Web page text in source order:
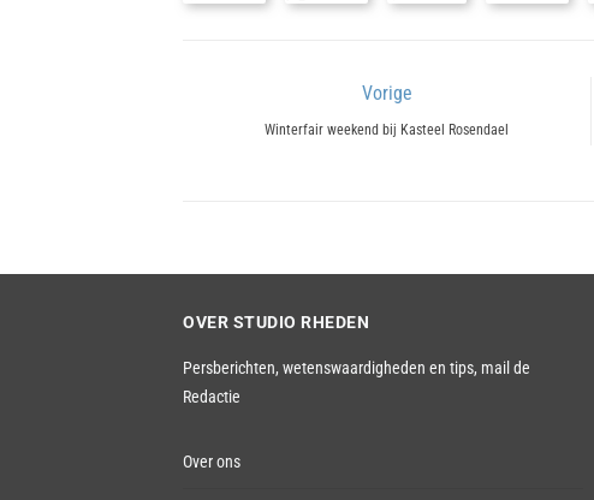
navigatie
Vorige
Previous
Winterfair weekend bij Kasteel Rosendael
OVER STUDIO RHEDEN
Persberichten, wetenswaardigheden en tips, mail de
Redactie
Over ons